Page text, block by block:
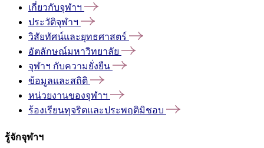
เกี่ยวกับจุฬาฯ
ประวัติจุฬาฯ
วิสัยทัศน์และยุทธศาสตร์
อัตลักษณ์มหาวิทยาลัย
จุฬาฯ กับความยั่งยืน
ข้อมูลและสถิติ
หน่วยงานของจุฬาฯ
ร้องเรียนทุจริตและประพฤติมิชอบ
รู้จักจุฬาฯ